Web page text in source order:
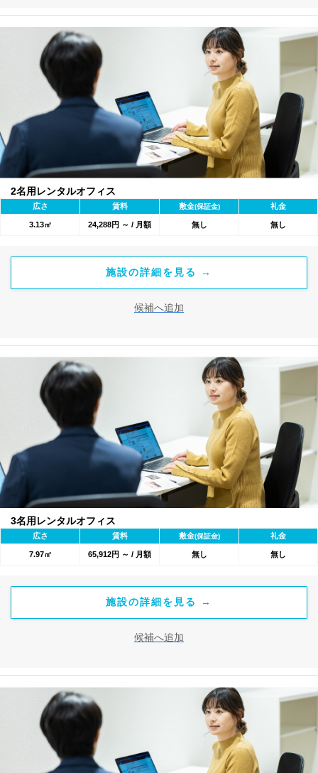
2名用レンタルオフィス
広さ 賃料 敷金(保証金) 礼金
3.13㎡ 24,288円 ～ / 月額 無し 無し
施設の詳細を見る →
候補へ追加
3名用レンタルオフィス
広さ 賃料 敷金(保証金) 礼金
7.97㎡ 65,912円 ～ / 月額 無し 無し
施設の詳細を見る →
候補へ追加